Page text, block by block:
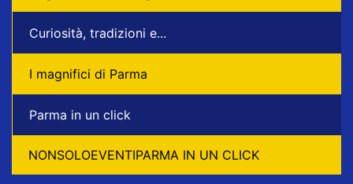
Curiosità, tradizioni e...
I magnifici di Parma
Parma in un click
NONSOLOEVENTIPARMA IN UN CLICK